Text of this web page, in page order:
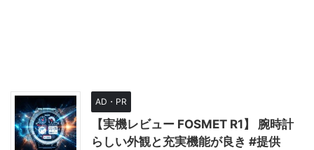
AD・PR
【実機レビュー FOSMET R1】 腕時計
らしい外観と充実機能が良き #提供